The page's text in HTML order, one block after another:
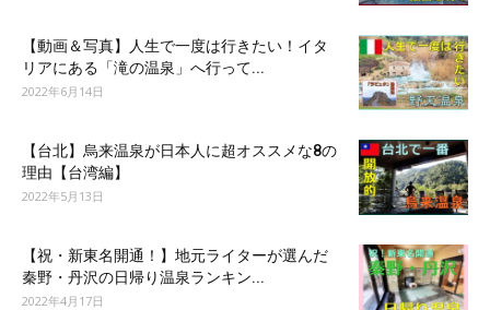
【動画＆写真】人生で一度は行きたい！イタ
リアにある「滝の温泉」へ行って...
2022年6月14日
【台北】烏来温泉が日本人に超オススメな8の
理由【台湾編】
2022年5月13日
【祝・新東名開通！】地元ライターが選んだ
秦野・丹沢の日帰り温泉ランキン...
2022年4月17日